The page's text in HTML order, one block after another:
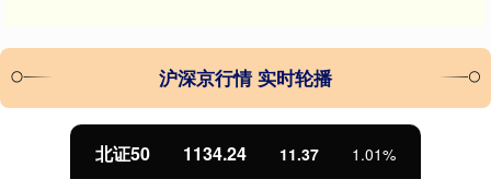
沪深京行情 实时轮播
北证50 1134.24 11.37 1.01%